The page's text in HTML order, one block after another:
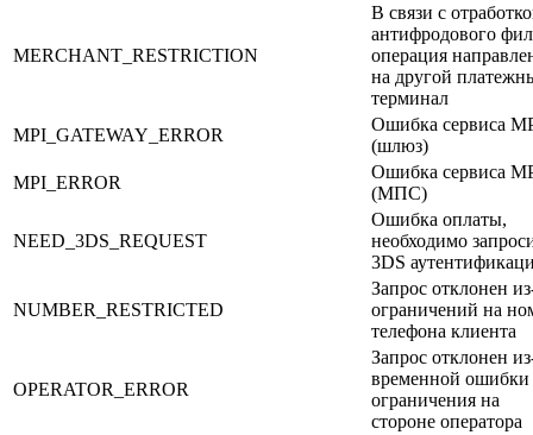
MERCHANT_RESTRICTION
В связи с
антифродового
операция
на другой
терминал
MPI_GATEWAY_ERROR
Ошибка сервиса
(шлюз)
MPI_ERROR
Ошибка сервиса
(МПС)
NEED_3DS_REQUEST
Ошибка оплаты,
необходимо
3DS
NUMBER_RESTRICTED
Запрос отклонен
ограничений на
телефона клиента
OPERATOR_ERROR
Запрос отклонен
временной
ограничения на
стороне оператора